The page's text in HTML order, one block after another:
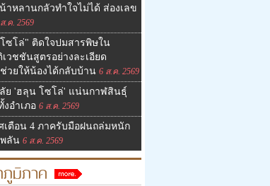
าหลานกลัวทำใจไม่ได้ ส่องเลข
.ค. 2569
ซโล่" ติดใจปมสารพิษใน
วชชันสูตรอย่างละเอียด
วยให้น้องได้กลับบ้าน 6 ส.ค. 2569
ย 'ฮลุน โซโล่' แน่นกาฬสินธุ์
งอำเภอ 6 ส.ค. 2569
เตือน 4 ภาครับมือฝนถล่มหนัก
ลัน 6 ส.ค. 2569
มิภาค